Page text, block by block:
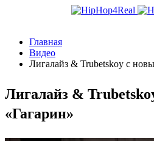
Главная
Видео
Лигалайз & Trubetskoy с
Лигалайз &
«Гагарин»